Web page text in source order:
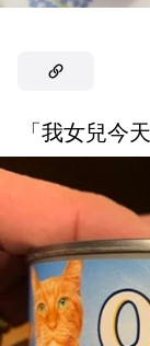
「我女兒今